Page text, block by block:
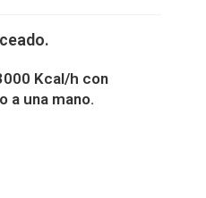
Kcal/h con
a una mano.